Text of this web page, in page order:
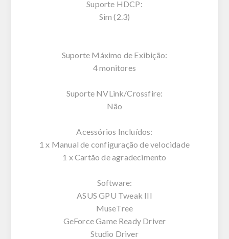
Suporte HDCP:
Sim (2.3)
Suporte Máximo de Exibição:
4 monitores
Suporte NVLink/Crossfire:
Não
Acessórios Incluídos:
1 x Manual de configuração de velocidade
1 x Cartão de agradecimento
Software:
ASUS GPU Tweak III
MuseTree
GeForce Game Ready Driver
Studio Driver